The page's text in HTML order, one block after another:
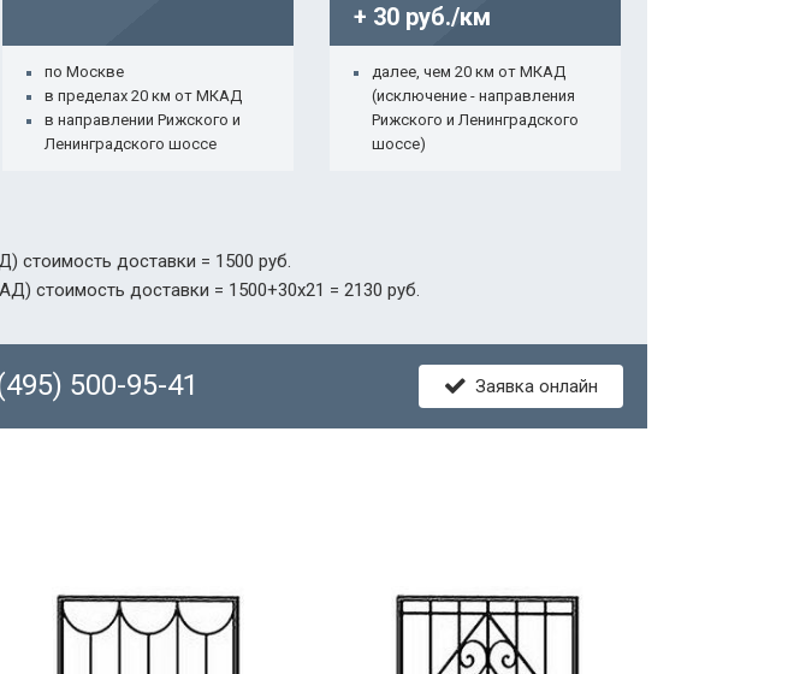
по Москве
в пределах 20 км от МКАД
в направлении Рижского и
Ленинградского шоссе
+ 30 руб./км
далее, чем 20 км от МКАД
(исключение - направления
Рижского и Ленинградского
шоссе)
стоимость доставки = 1500 руб.
стоимость доставки = 1500+30х21 = 2130 руб.
500-95-41 Заявка онлайн